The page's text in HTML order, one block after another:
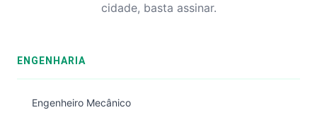
cidade, basta assinar.
ENGENHARIA
Engenheiro Mecânico